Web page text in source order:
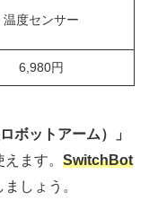
温度センサー
6,980円
ボットアーム）」
ます。 SwitchBot
しょう。